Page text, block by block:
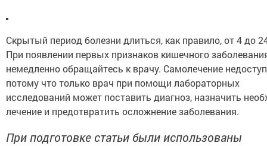
Скрытый период болезни длиться, как правило, от 4 до
При появлении первых признаков кишечного
немедленно обращайтесь к врачу. Самолечение
потому что только врач при помощи лабораторных
исследований может поставить диагноз, назначить
лечение и предотвратить осложнение заболевания.
При подготовке статьи были использованы